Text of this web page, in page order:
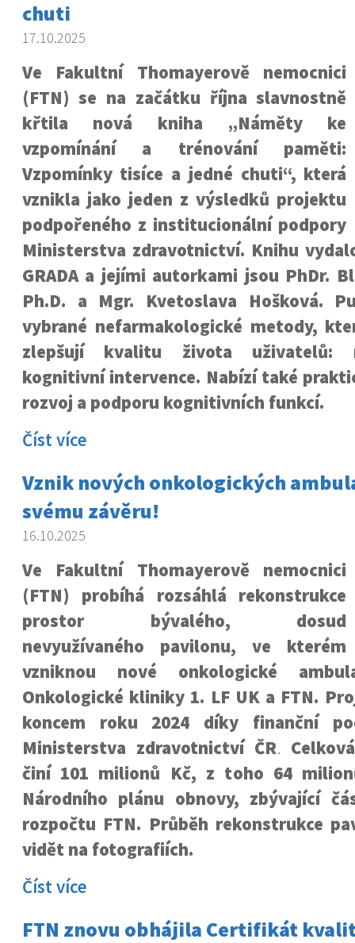
chuti
17.10.2025
Ve Fakultní Thomayerově nemocnici
(FTN) se na začátku října slavnostně
křtila nová kniha „Náměty ke
vzpomínání a trénování paměti:
Vzpomínky tisíce a jedné chuti“, která
vznikla jako jeden z výsledků projektu
podpořeného z institucionální podpory
Ministerstva zdravotnictví. Knihu
GRADA a jejími autorkami jsou PhDr.
Ph.D. a Mgr. Kvetoslava Hošková.
vybrané nefarmakologické metody,
zlepšují kvalitu života uživatelů:
kognitivní intervence. Nabízí také
rozvoj a podporu kognitivních funkcí.
Číst více
Vznik nových onkologických
svému závěru!
16.10.2025
Ve Fakultní Thomayerově nemocnici
(FTN) probíhá rozsáhlá rekonstrukce
prostor bývalého, dosud
nevyužívaného pavilonu, ve kterém
vzniknou nové onkologické
Onkologické kliniky 1. LF UK a FTN.
koncem roku 2024 díky finanční
Ministerstva zdravotnictví ČR.
činí 101 milionů Kč, z toho 64
Národního plánu obnovy, zbývající
rozpočtu FTN. Průběh rekonstrukce
vidět na fotografiích.
Číst více
FTN znovu obhájila Certifikát